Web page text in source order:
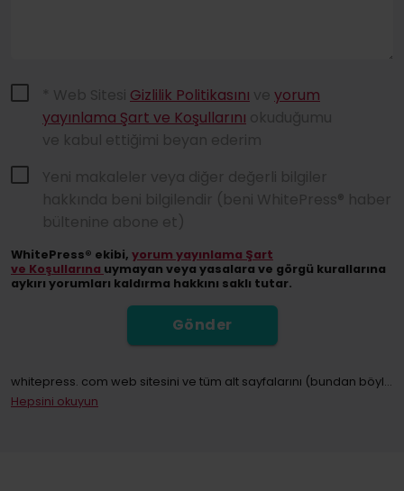
* Web Sitesi Gizlilik Politikasını ve yorum
yayınlama Şart ve Koşullarını okuduğumu
ve kabul ettiğimi beyan ederim
Yeni makaleler veya diğer değerli bilgiler
hakkında beni bilgilendir (beni WhitePress® haber
bültenine abone et)
WhitePress® ekibi, yorum yayınlama Şart
ve Koşullarına uymayan veya yasalara ve görgü kurallarına
aykırı yorumları kaldırma hakkını saklı tutar.
Gönder
whitepress. com web sitesini ve tüm alt sayfalarını (bundan böyle: Hizmet) kullanan bireylerin kişisel verilerinin Denetleyicisi. com web sitesini ve tüm alt sayfalarını (bundan böyle Hizmet olarak anılacaktır) kullanan kişilerin kişisel verilerinin Denetleyicisi, kişisel verilerin işlenmesine ilişkin olarak gerçek kişilerin korunması ve bu verilerin serbest dolaşımına ilişkin 27 Nisan 2016 tarihli ve 95/46/EC sayılı Direktifi (bundan böyle GDPR olarak anılacaktır) yürürlükten kaldıran 2016/679 sayılı Avrupa Parlamentosu ve Konsey Tüzüğü (AB) anlamında, Bielsko-Biała'da ul adresinde kayıtlı ofisi bulunan "WhitePress" Spółka z ograniczoną odpowiedzialnością şirketidir. Legionów 26/28, KRS numarası: 0000651339, NIP: 9372667797, REGON: 243400145 altında Bielsko-Biała'daki Bölge Mahkemesi, Ulusal Mahkeme Sicilinin 8. Ekonomik Bölümü tarafından tutulan Ulusal Mahkeme Sicilinin Girişimciler Siciline ve
Hepsini okuyun